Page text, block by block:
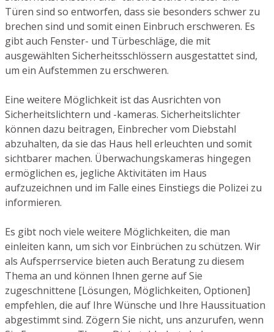
Türen sind so entworfen, dass sie besonders schwer zu
brechen sind und somit einen Einbruch erschweren. Es
gibt auch Fenster- und Türbeschläge, die mit
ausgewählten Sicherheitsschlössern ausgestattet sind,
um ein Aufstemmen zu erschweren.
Eine weitere Möglichkeit ist das Ausrichten von
Sicherheitslichtern und -kameras. Sicherheitslichter
können dazu beitragen, Einbrecher vom Diebstahl
abzuhalten, da sie das Haus hell erleuchten und somit
sichtbarer machen. Überwachungskameras hingegen
ermöglichen es, jegliche Aktivitäten im Haus
aufzuzeichnen und im Falle eines Einstiegs die Polizei zu
informieren.
Es gibt noch viele weitere Möglichkeiten, die man
einleiten kann, um sich vor Einbrüchen zu schützen. Wir
als Aufsperrservice bieten auch Beratung zu diesem
Thema an und können Ihnen gerne auf Sie
zugeschnittene [Lösungen, Möglichkeiten, Optionen]
empfehlen, die auf Ihre Wünsche und Ihre Haussituation
abgestimmt sind. Zögern Sie nicht, uns anzurufen, wenn